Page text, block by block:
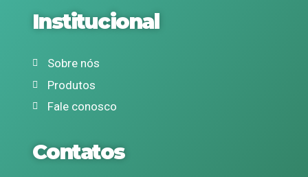
Institucional
Sobre nós
Produtos
Fale conosco
Contatos